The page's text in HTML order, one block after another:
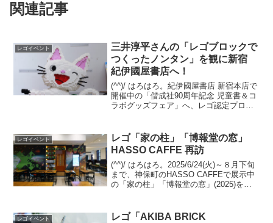
関連記事
レゴイベント
三井淳平さんの「レゴブロックで
つくったノンタン」を観に新宿
紀伊國屋書店へ！
(^^)/ はろはろ。紀伊國屋書店 新宿本店で
開催中の「偕成社90周年記念 児童書＆コ
ラボグッズフェア」へ、レゴ認定プロビ
ン」を観に伺いました。2026/4/...
レゴイベント
レゴ「家の柱」「博報堂の窓」
HASSO CAFFE 再訪
(^^)/ はろはろ。2025/6/24(火)～８月下旬
まで、神保町のHASSO CAFFEで展示中
の「家の柱」「博報堂の窓」(2025)を観
ったので、改めて伺い、...
レゴイベント
レゴ「AKIBA BRICK